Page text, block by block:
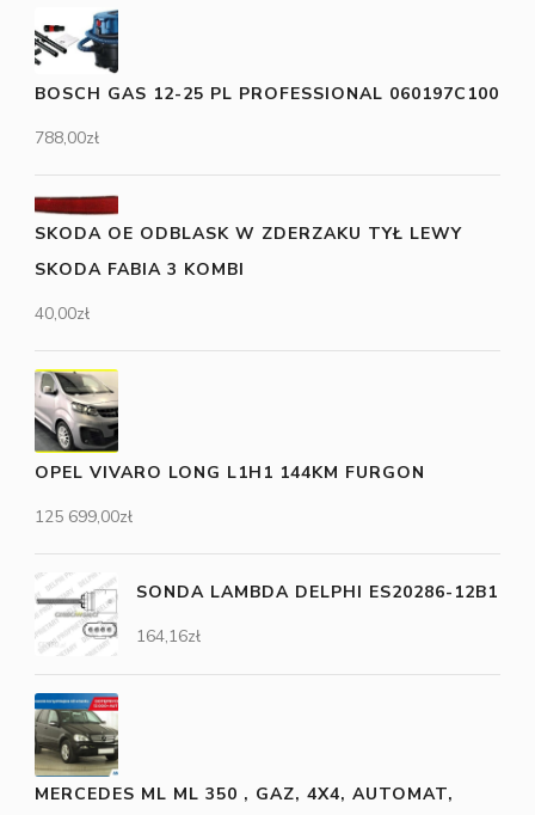
BOSCH GAS 12-25 PL PROFESSIONAL 060197C100
788,00zł
SKODA OE ODBLASK W ZDERZAKU TYŁ LEWY
SKODA FABIA 3 KOMBI
40,00zł
OPEL VIVARO LONG L1H1 144KM FURGON
125 699,00zł
SONDA LAMBDA DELPHI ES20286-12B1
164,16zł
MERCEDES ML ML 350 , GAZ, 4X4, AUTOMAT,